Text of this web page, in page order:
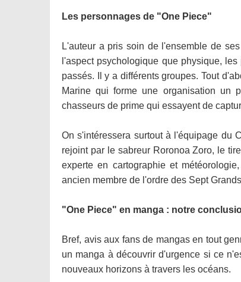
Les personnages de "One Piece"
L'auteur a pris soin de l'ensemble de
l'aspect psychologique que physique,
passés. Il y a différents groupes. Tout
Marine qui forme une organisation un
chasseurs de prime qui essayent de
On s'intéressera surtout à l'équipage du
rejoint par le sabreur Roronoa Zoro, le
experte en cartographie et
ancien membre de l'ordre des Sept
"One Piece" en manga : notre
Bref, avis aux fans de mangas en tout
un manga à découvrir d'urgence si ce
nouveaux horizons à travers les océans.